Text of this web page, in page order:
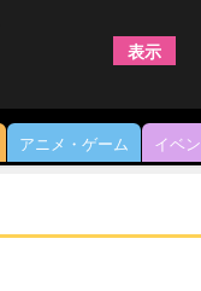
アニメ・ゲーム イベ
表示